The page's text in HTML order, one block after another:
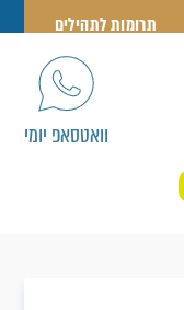
תרומות לתהילים
וואטסאפ יומי